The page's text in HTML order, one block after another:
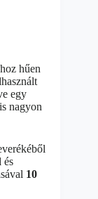
hűen
egy
nagyon
és
10